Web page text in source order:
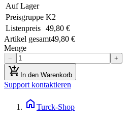
Auf Lager
Preisgruppe K2
Listenpreis 49,80 €
Artikel gesamt49,80 €
Menge
− +
add_shopping_cart In den Warenkorb
Support kontaktieren
home Turck-Shop